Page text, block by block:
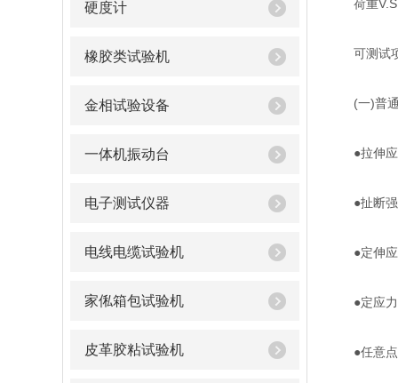
硬度计
橡胶类试验机
金相试验设备
一体机振动台
电子测试仪器
电线电缆试验机
家俬箱包试验机
皮革胶粘试验机
荷重V.S.
可测试
(一)普通
●拉伸
●扯断
●定伸
●定应力
●任意点